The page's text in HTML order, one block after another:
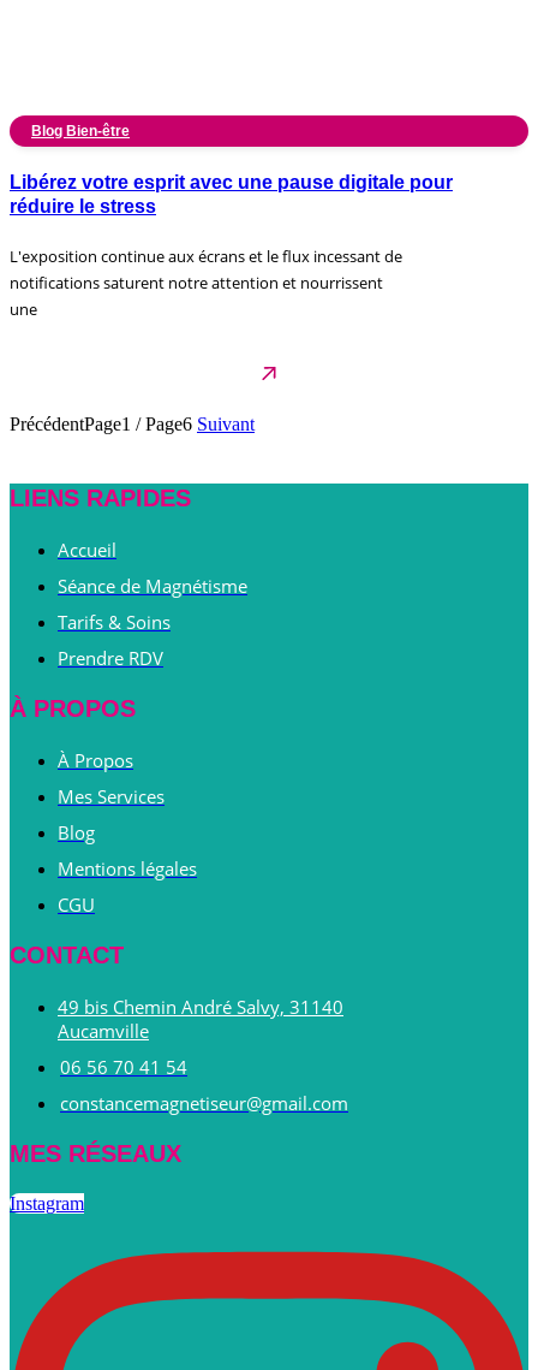
Blog Bien-être
Libérez votre esprit avec une pause digitale pour
réduire le stress
L'exposition continue aux écrans et le flux incessant de
notifications saturent notre attention et nourrissent
une
PrécédentPage1 / Page6 Suivant
LIENS RAPIDES
Accueil
Séance de Magnétisme
Tarifs & Soins
Prendre RDV
À PROPOS
À Propos
Mes Services
Blog
Mentions légales
CGU
CONTACT
49 bis Chemin André Salvy, 31140
Aucamville
06 56 70 41 54
constancemagnetiseur@gmail.com
MES RÉSEAUX
Instagram